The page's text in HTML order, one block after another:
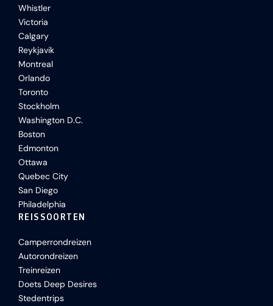
Whistler
Victoria
Calgary
Reykjavik
Montreal
Orlando
Toronto
Stockholm
Washington D.C.
Boston
Edmonton
Ottawa
Quebec City
San Diego
Philadelphia
REISSOORTEN
Camperrondreizen
Autorondreizen
Treinreizen
Doets Deep Desires
Stedentrips